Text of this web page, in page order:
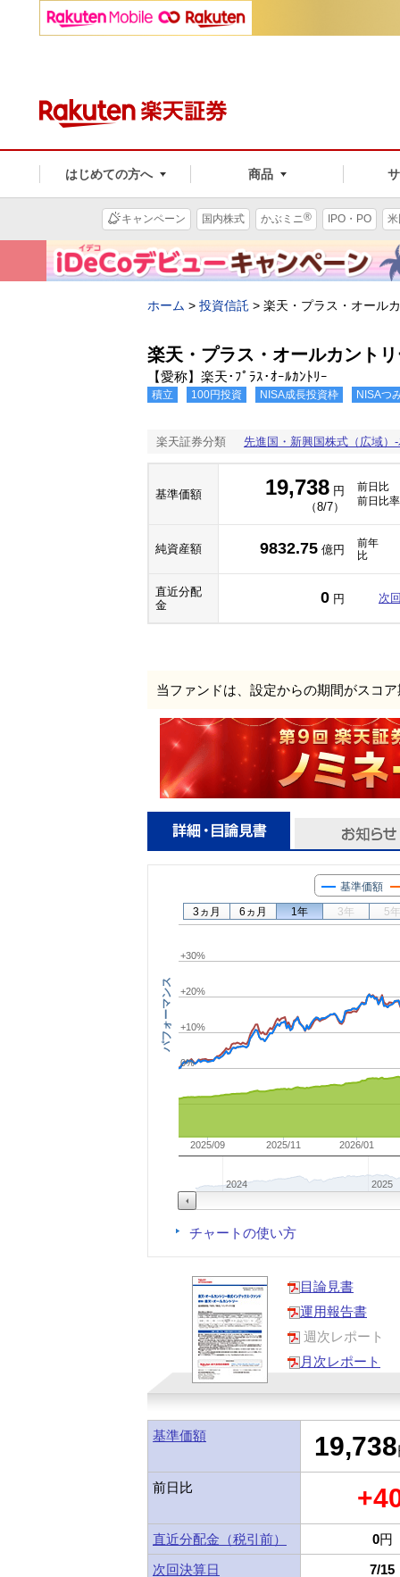
はじめての方へ 商品
キャンペーン 国内株式 かぶミニ® IPO・PO
ホーム > 投資信託 > 楽天・プラス・オール
楽天・プラス・オールカント
【愛称】楽天･ﾌﾟﾗｽ･ｵｰﾙｶﾝﾄﾘｰ
積立 100円投資 NISA成長投資枠 NISAつ
楽天証券分類 先進国・新興国株式（広域）
基準価額 19,738 円
（8/7）
前日比
前日比率
純資産額 9832.75 億円
前年
比
直近分配
金
0 円 次
当ファンドは、設定からの期間がスコ
パフォーマンス
基準価額
2025/09 2025/11 2026/01
2024 2025
0%
+10%
+20%
+30%
3ヵ月 6ヵ月 1年 3年 5年
チャートの使い方
目論見書
運用報告書
週次レポート
月次レポート
基準価額 19,738
前日比
直近分配金（税引前） 0円
次回決算日
7/15